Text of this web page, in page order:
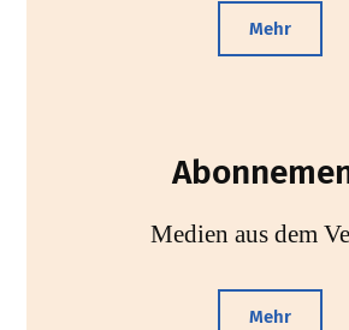
Mehr
Medien aus dem
Mehr